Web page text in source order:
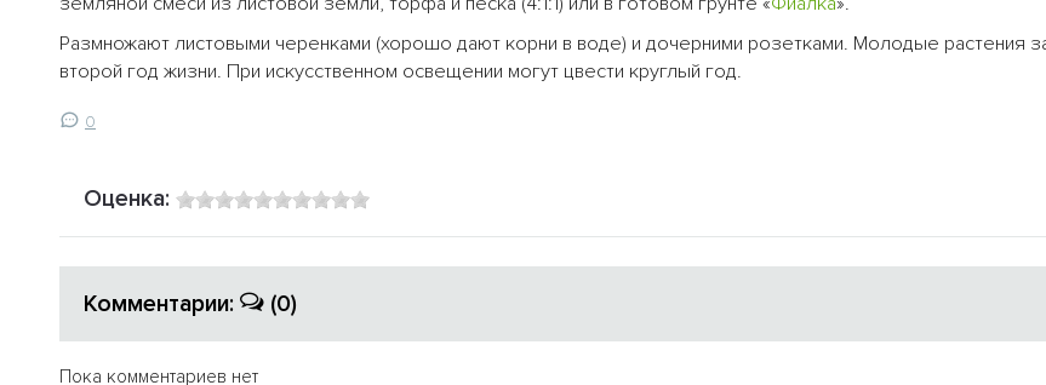
Размножают листовыми черенками (хорошо дают корни в воде) и дочерними розетками. Молодые растения
второй год жизни. При искусственном освещении могут цвести круглый год.
0
Оценка:
Комментарии: (0)
Пока комментариев нет